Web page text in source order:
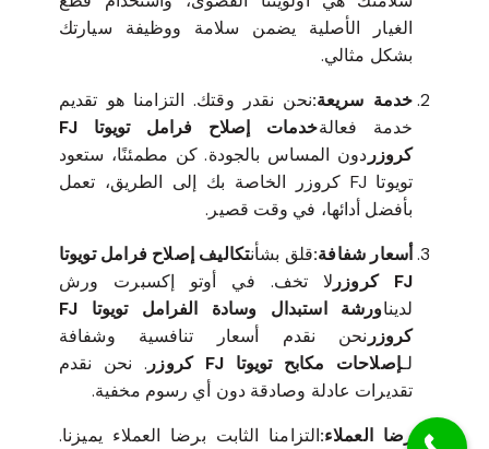
الغيار الأصلية يضمن سلامة ووظيفة سيارتك
بشكل مثالي.
خدمة سريعة:نحن نقدر وقتك. التزامنا هو تقديم
خدمة فعالة
خدمات إصلاح فرامل تويوتا FJ
كروزر دون المساس بالجودة. كن مطمئنًا، ستعود
تويوتا FJ كروزر الخاصة بك إلى الطريق، تعمل
بأفضل أدائها، في وقت قصير.
أسعار شفافة:قلق بشأنتكاليف إصلاح فرامل تويوتا
FJ كروزر
لا تخف. في أوتو إكسبرت ورش
لدينا
ورشة استبدال وسادة الفرامل تويوتا FJ
كروزر نحن نقدم أسعار تنافسية وشفافة
لـإصلاحات مكابح تويوتا FJ كروزر
. نحن نقدم
تقديرات عادلة وصادقة دون أي رسوم مخفية.
رضا العملاء:التزامنا الثابت برضا العملاء يميزنا.